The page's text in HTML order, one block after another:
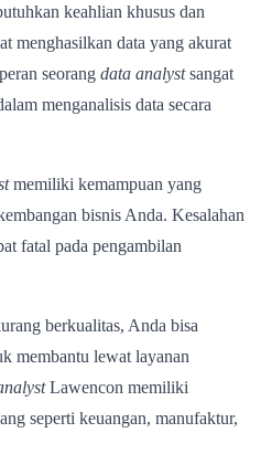
keahlian khusus dan
menghasilkan data yang akurat
seorang data analystsangat
menganalisis data secara
memiliki kemampuan yang
bisnis Anda. Kesalahan
fatal pada pengambilan
berkualitas, Anda bisa
membantu lewat layanan
Lawencon memiliki
seperti keuangan, manufaktur,